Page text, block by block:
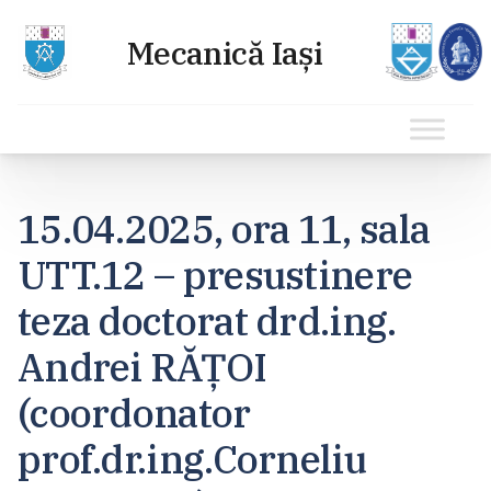
conținut
15.04.2025, ora 11, sala
UTT.12 – presustinere
teza doctorat drd.ing.
Andrei RĂȚOI
(coordonator
prof.dr.ing.Corneliu